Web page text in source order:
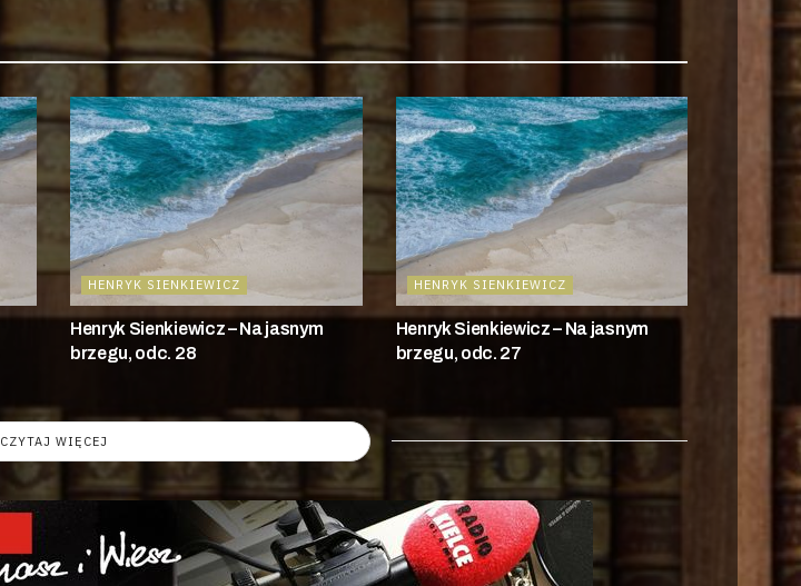
HENRYK SIENKIEWICZ
Henryk Sienkiewicz – Na jasnym
brzegu, odc. 28
HENRYK SIENKIEWICZ
Henryk Sienkiewicz – Na jasnym
brzegu, odc. 27
CZYTAJ WIĘCEJ